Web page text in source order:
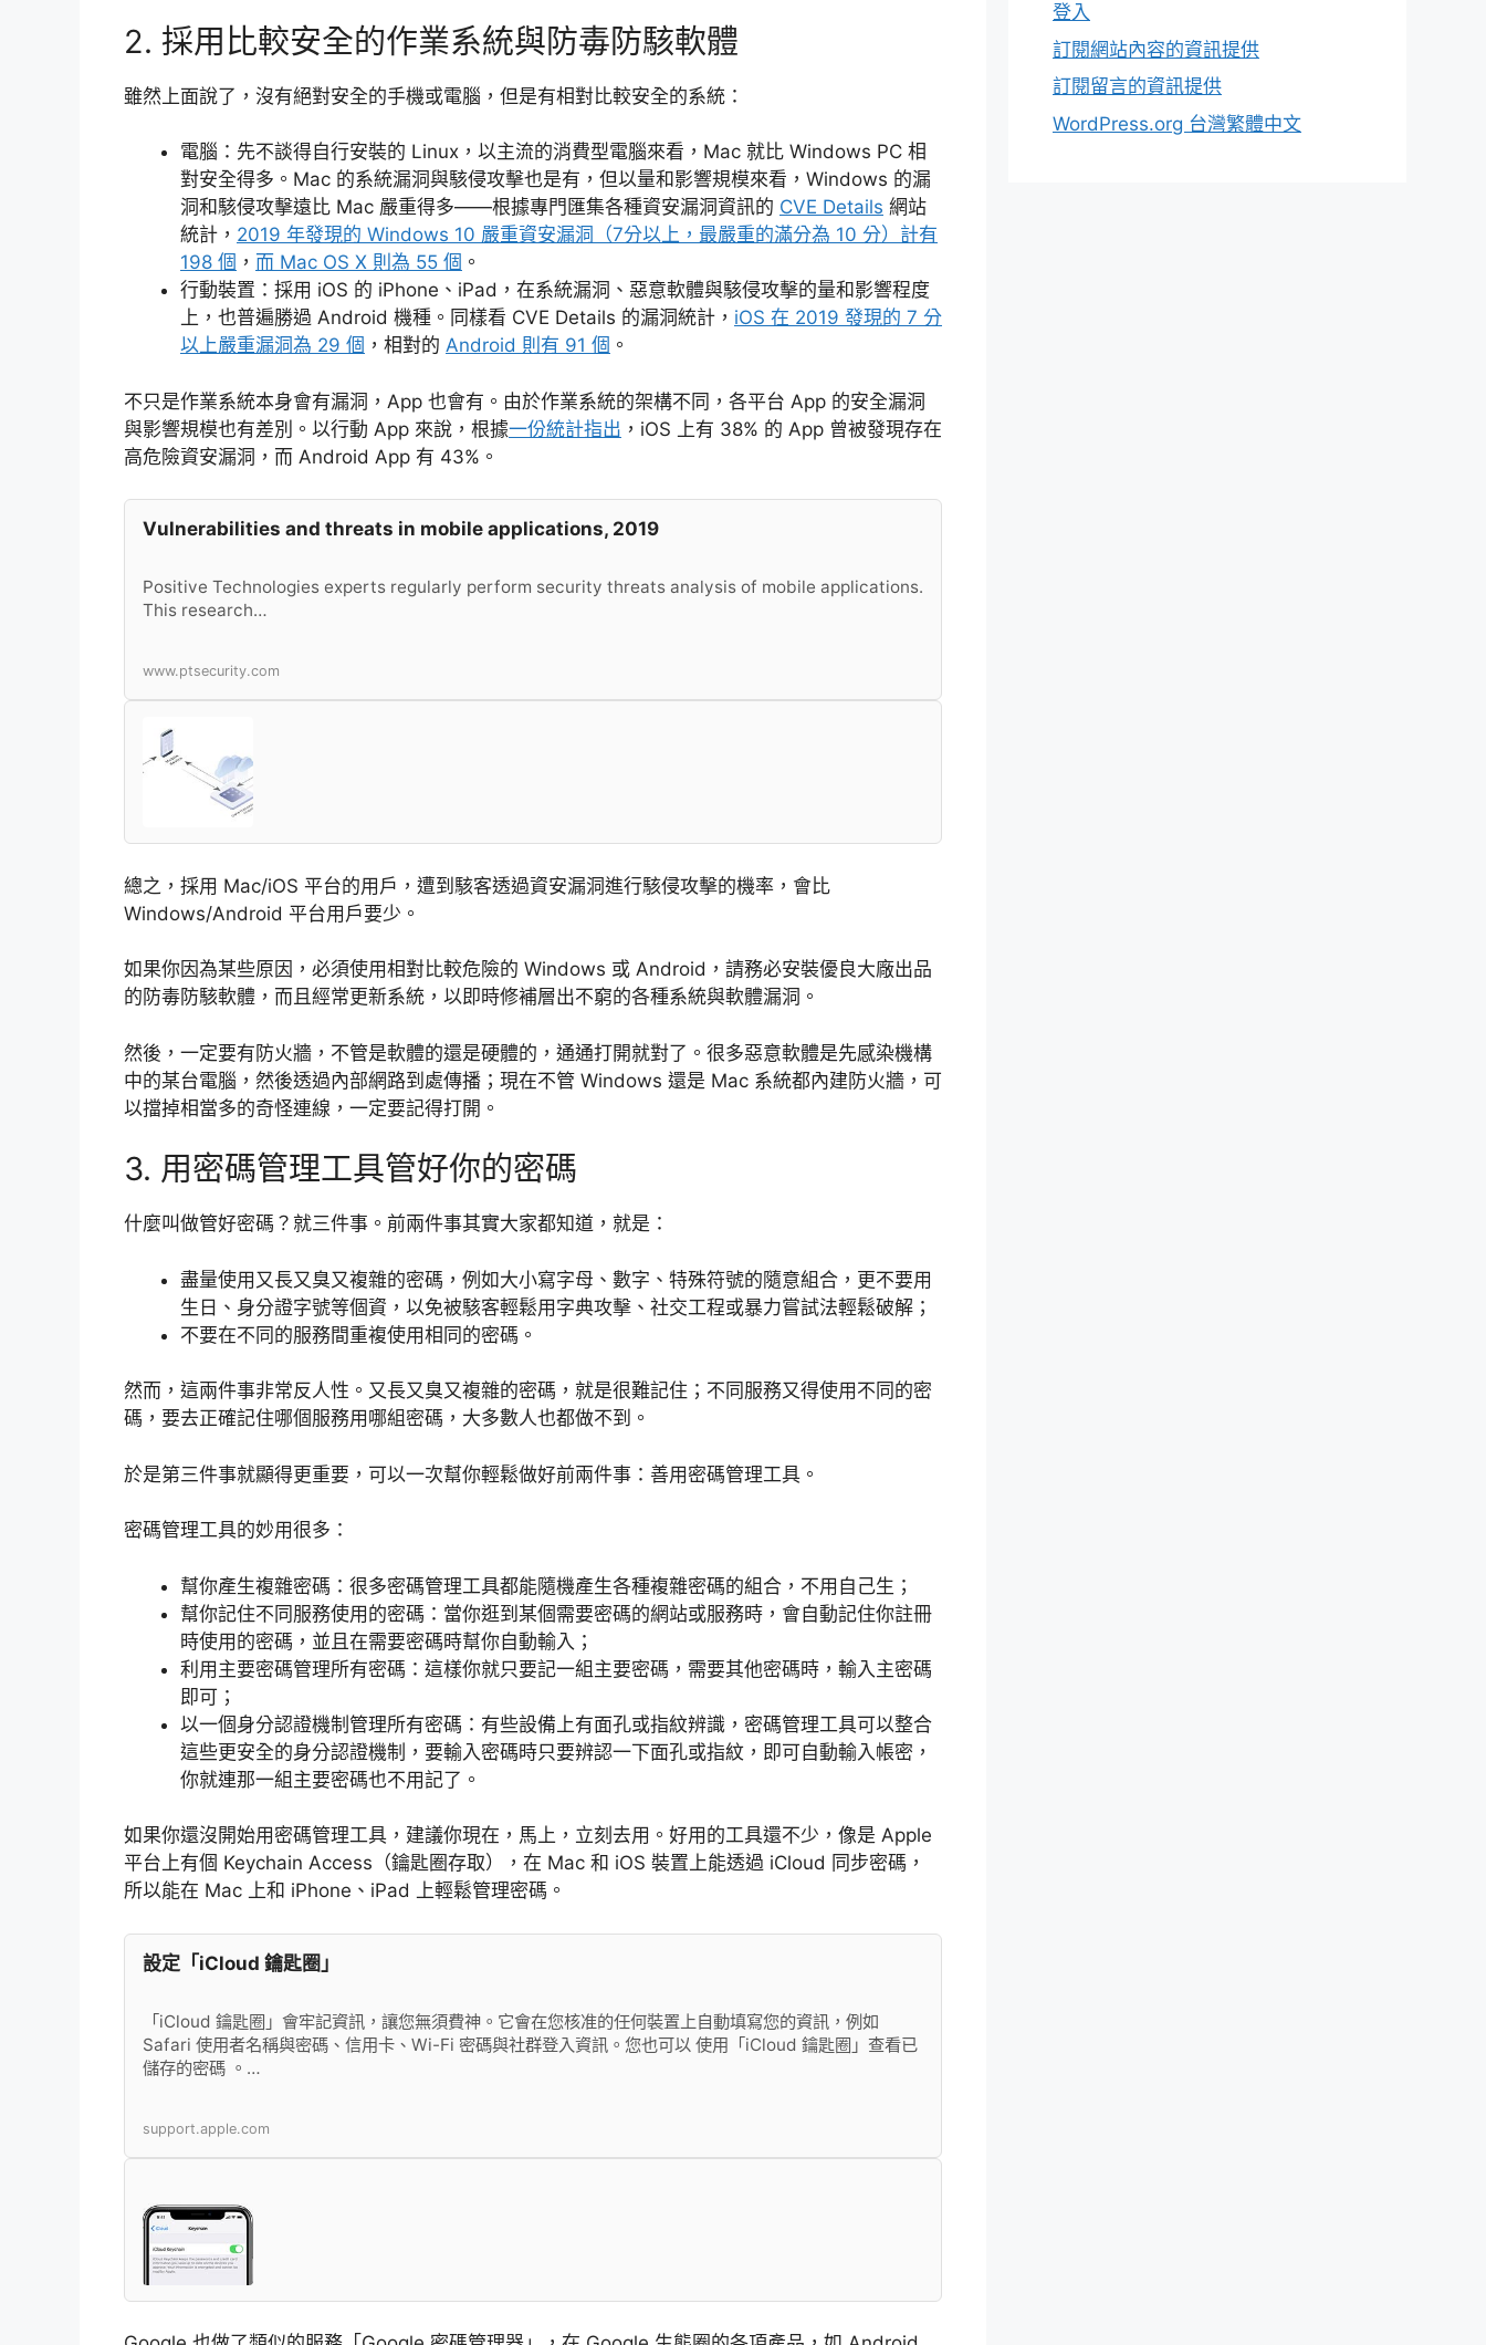
2. 採用比較安全的作業系統與防毒防駭軟體
雖然上面說了，沒有絕對安全的手機或電腦，但是有相對比較安全的系統：
電腦：先不談得自行安裝的 Linux，以主流的消費型電腦來看，Mac 就比 Windows PC 相
對安全得多。Mac 的系統漏洞與駭侵攻擊也是有，但以量和影響規模來看，Windows 的漏
洞和駭侵攻擊遠比 Mac 嚴重得多——根據專門匯集各種資安漏洞資訊的 CVE Details 網站
統計， 2019 年發現的 Windows 10 嚴重資安漏洞（7分以上，最嚴重的滿分為 10 分）計有
198 個 ， 而 Mac OS X 則為 55 個 。
行動裝置：採用 iOS 的 iPhone、iPad，在系統漏洞、惡意軟體與駭侵攻擊的量和影響程度
上，也普遍勝過 Android 機種。同樣看 CVE Details 的漏洞統計， iOS 在 2019 發現的 7 分
以上嚴重漏洞為 29 個 ，相對的 Android 則有 91 個 。
不只是作業系統本身會有漏洞，App 也會有。由於作業系統的架構不同，各平台 App 的安全漏洞
與影響規模也有差別。以行動 App 來說，根據一份統計指出 ，iOS 上有 38% 的 App 曾被發現存在
高危險資安漏洞，而 Android App 有 43%。
Vulnerabilities and threats in mobile applications, 2019
Positive Technologies experts regularly perform security threats analysis of mobile applications.
This research…
www.ptsecurity.com
總之，採用 Mac/iOS 平台的用戶，遭到駭客透過資安漏洞進行駭侵攻擊的機率，會比
Windows/Android 平台用戶要少。
如果你因為某些原因，必須使用相對比較危險的 Windows 或 Android，請務必安裝優良大廠出品
的防毒防駭軟體，而且經常更新系統，以即時修補層出不窮的各種系統與軟體漏洞。
然後，一定要有防火牆，不管是軟體的還是硬體的，通通打開就對了。很多惡意軟體是先感染機構
中的某台電腦，然後透過內部網路到處傳播；現在不管 Windows 還是 Mac 系統都內建防火牆，可
以擋掉相當多的奇怪連線，一定要記得打開。
3. 用密碼管理工具管好你的密碼
什麼叫做管好密碼？就三件事。前兩件事其實大家都知道，就是：
盡量使用又長又臭又複雜的密碼，例如大小寫字母、數字、特殊符號的隨意組合，更不要用
生日、身分證字號等個資，以免被駭客輕鬆用字典攻擊、社交工程或暴力嘗試法輕鬆破解；
不要在不同的服務間重複使用相同的密碼。
然而，這兩件事非常反人性。又長又臭又複雜的密碼，就是很難記住；不同服務又得使用不同的密
碼，要去正確記住哪個服務用哪組密碼，大多數人也都做不到。
於是第三件事就顯得更重要，可以一次幫你輕鬆做好前兩件事：善用密碼管理工具。
密碼管理工具的妙用很多：
幫你產生複雜密碼：很多密碼管理工具都能隨機產生各種複雜密碼的組合，不用自己生；
幫你記住不同服務使用的密碼：當你逛到某個需要密碼的網站或服務時，會自動記住你註冊
時使用的密碼，並且在需要密碼時幫你自動輸入；
利用主要密碼管理所有密碼：這樣你就只要記一組主要密碼，需要其他密碼時，輸入主密碼
即可；
以一個身分認證機制管理所有密碼：有些設備上有面孔或指紋辨識，密碼管理工具可以整合
這些更安全的身分認證機制，要輸入密碼時只要辨認一下面孔或指紋，即可自動輸入帳密，
你就連那一組主要密碼也不用記了。
如果你還沒開始用密碼管理工具，建議你現在，馬上，立刻去用。好用的工具還不少，像是 Apple
平台上有個 Keychain Access（鑰匙圈存取），在 Mac 和 iOS 裝置上能透過 iCloud 同步密碼，
所以能在 Mac 上和 iPhone、iPad 上輕鬆管理密碼。
設定「iCloud 鑰匙圈」
「iCloud 鑰匙圈」會牢記資訊，讓您無須費神。它會在您核准的任何裝置上自動填寫您的資訊，例如
Safari 使用者名稱與密碼、信用卡、Wi-Fi 密碼與社群登入資訊。您也可以 使用「iCloud 鑰匙圈」查看已
儲存的密碼 。…
support.apple.com
登入
訂閱網站內容的資訊提供
訂閱留言的資訊提供
WordPress.org 台灣繁體中文